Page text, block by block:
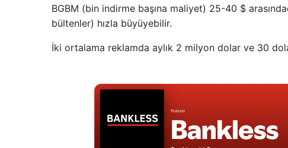
BGBM (bin indirme başına maliyet) 25-40 $
bültenler) hızla büyüyebilir.
İki ortalama reklamda aylık 2 milyon dolar ve 30